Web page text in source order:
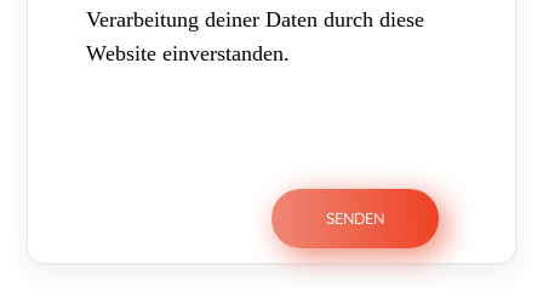
Verarbeitung deiner Daten durch diese
Website einverstanden.